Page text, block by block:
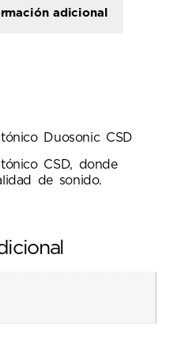
adicional
Duosonic CSD
CSD, donde
de sonido.